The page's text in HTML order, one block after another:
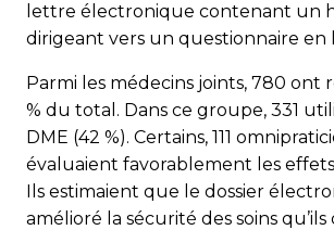
lettre électronique contenant un
dirigeant vers un questionnaire en
Parmi les médecins joints, 780 ont
% du total. Dans ce groupe, 331
DME (42 %). Certains, 111
évaluaient favorablement les
Ils estimaient que le dossier
amélioré la sécurité des soins